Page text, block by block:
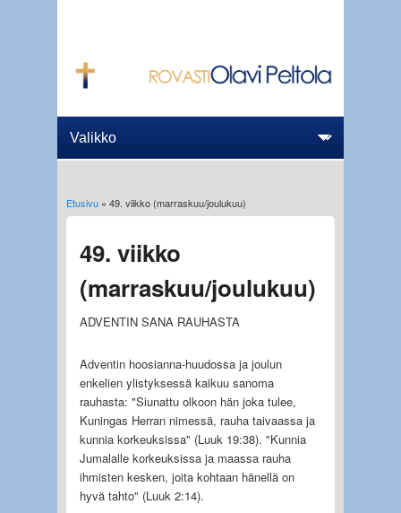
Olet täällä
Etusivu» 49. viikko (marraskuu/joulukuu)
49. viikko
(marraskuu/joulukuu)
ADVENTIN SANA RAUHASTA
Adventin hoosianna-huudossa ja joulun
enkelien ylistyksessä kaikuu sanoma
rauhasta: "Siunattu olkoon hän joka tulee,
Kuningas Herran nimessä, rauha taivaassa ja
kunnia korkeuksissa" (Luuk 19:38). "Kunnia
Jumalalle korkeuksissa ja maassa rauha
ihmisten kesken, joita kohtaan hänellä on
hyvä tahto" (Luuk 2:14).